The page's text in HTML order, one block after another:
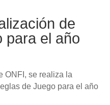
de
para el año
ONFI, se realiza la
de Juego para el año